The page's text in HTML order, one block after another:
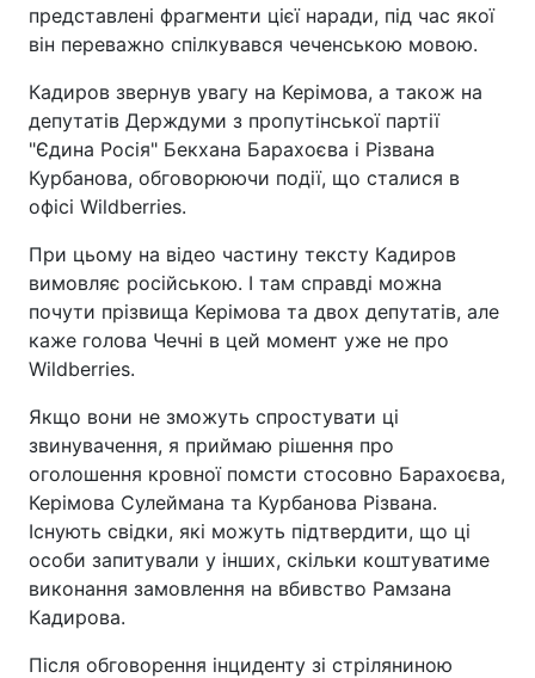
представлені фрагменти цієї наради, під час якої
він переважно спілкувався чеченською мовою.
Кадиров звернув увагу на Керімова, а також на
депутатів Держдуми з пропутінської партії
"Єдина Росія" Бекхана Барахоєва і Різвана
Курбанова, обговорюючи події, що сталися в
офісі Wildberries.
При цьому на відео частину тексту Кадиров
вимовляє російською. І там справді можна
почути прізвища Керімова та двох депутатів, але
каже голова Чечні в цей момент уже не про
Wildberries.
Якщо вони не зможуть спростувати ці
звинувачення, я приймаю рішення про
оголошення кровної помсти стосовно Барахоєва,
Керімова Сулеймана та Курбанова Різвана.
Існують свідки, які можуть підтвердити, що ці
особи запитували у інших, скільки коштуватиме
виконання замовлення на вбивство Рамзана
Кадирова.
Після обговорення інциденту зі стріляниною